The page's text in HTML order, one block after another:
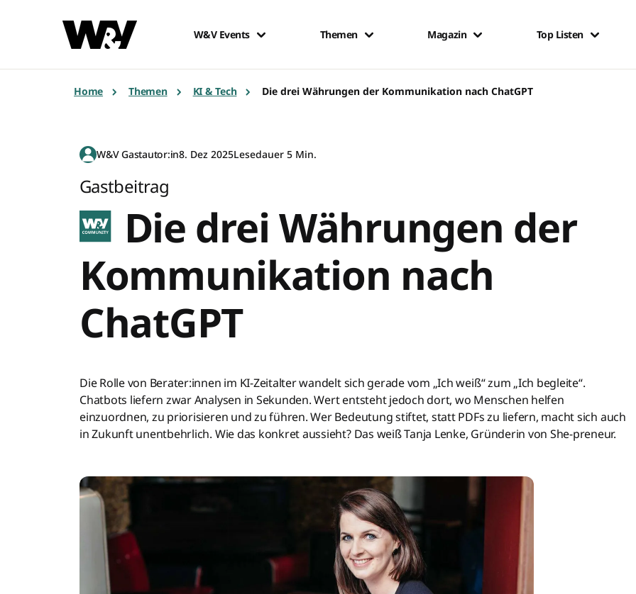
W&V Events Themen Magazin Top Listen
Home Themen KI & Tech Die drei Währungen der Kommunikation nach ChatGPT
W&V Gastautor:in8. Dez 2025Lesedauer 5 Min.
Gastbeitrag
Die drei Währungen der
Kommunikation nach
ChatGPT
Die Rolle von Berater:innen im KI-Zeitalter wandelt sich gerade vom „Ich weiß“ zum „Ich begleite“.
Chatbots liefern zwar Analysen in Sekunden. Wert entsteht jedoch dort, wo Menschen helfen
einzuordnen, zu priorisieren und zu führen. Wer Bedeutung stiftet, statt PDFs zu liefern, macht sich auch
in Zukunft unentbehrlich. Wie das konkret aussieht? Das weiß Tanja Lenke, Gründerin von She-preneur.